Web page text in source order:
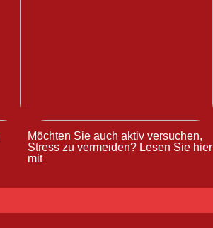
Möchten Sie auch aktiv versuchen,
Stress zu vermeiden? Lesen Sie hier
mit